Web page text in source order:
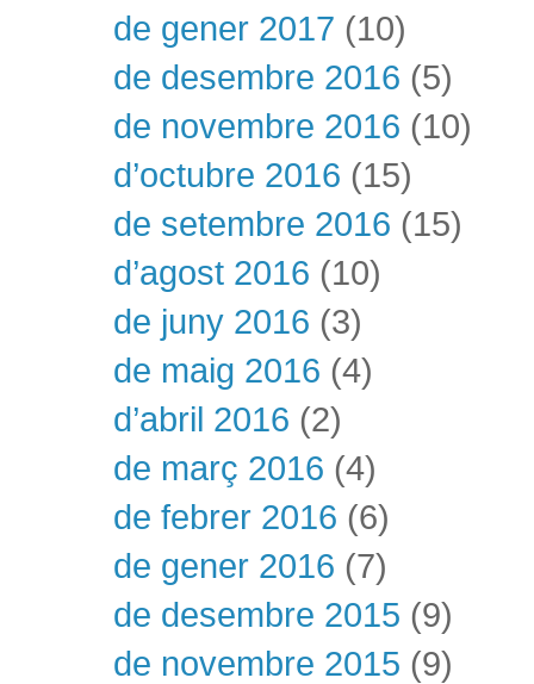
de gener 2017 (10)
de desembre 2016 (5)
de novembre 2016 (10)
d’octubre 2016 (15)
de setembre 2016 (15)
d’agost 2016 (10)
de juny 2016 (3)
de maig 2016 (4)
d’abril 2016 (2)
de març 2016 (4)
de febrer 2016 (6)
de gener 2016 (7)
de desembre 2015 (9)
de novembre 2015 (9)